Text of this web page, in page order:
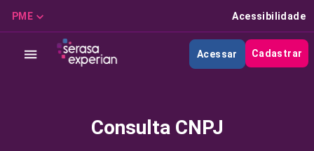
PME Acessibilidade
Acessar Cadastrar
Consulta CNPJ